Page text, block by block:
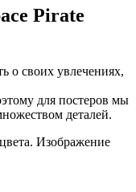
Pirate
о своих увлечениях,
для постеров мы
деталей.
Изображение